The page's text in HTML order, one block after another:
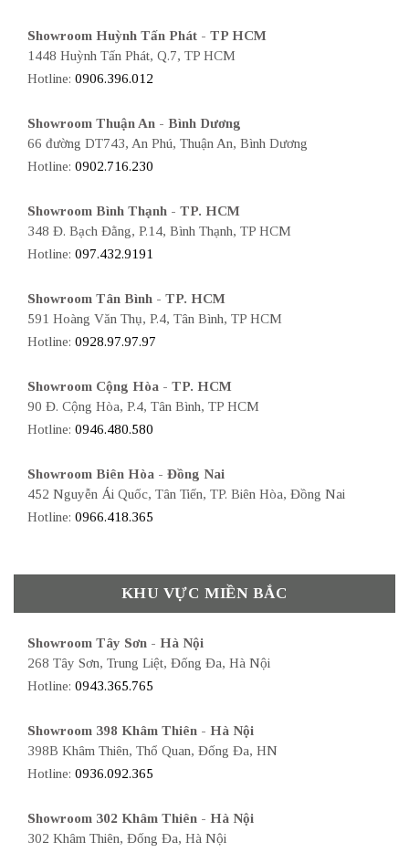
Showroom Huỳnh Tấn Phát - TP HCM
1448 Huỳnh Tấn Phát, Q.7, TP HCM
Hotline: 0906.396.012
Showroom Thuận An - Bình Dương
66 đường DT743, An Phú, Thuận An, Bình Dương
Hotline: 0902.716.230
Showroom Bình Thạnh - TP. HCM
348 Đ. Bạch Đằng, P.14, Bình Thạnh, TP HCM
Hotline: 097.432.9191
Showroom Tân Bình - TP. HCM
591 Hoàng Văn Thụ, P.4, Tân Bình, TP HCM
Hotline: 0928.97.97.97
Showroom Cộng Hòa - TP. HCM
90 Đ. Cộng Hòa, P.4, Tân Bình, TP HCM
Hotline: 0946.480.580
Showroom Biên Hòa - Đồng Nai
452 Nguyễn Ái Quốc, Tân Tiến, TP. Biên Hòa, Đồng Nai
Hotline: 0966.418.365
KHU VỰC MIỀN BẮC
Showroom Tây Sơn - Hà Nội
268 Tây Sơn, Trung Liệt, Đống Đa, Hà Nội
Hotline: 0943.365.765
Showroom 398 Khâm Thiên - Hà Nội
398B Khâm Thiên, Thổ Quan, Đống Đa, HN
Hotline: 0936.092.365
Showroom 302 Khâm Thiên - Hà Nội
302 Khâm Thiên, Đống Đa, Hà Nội